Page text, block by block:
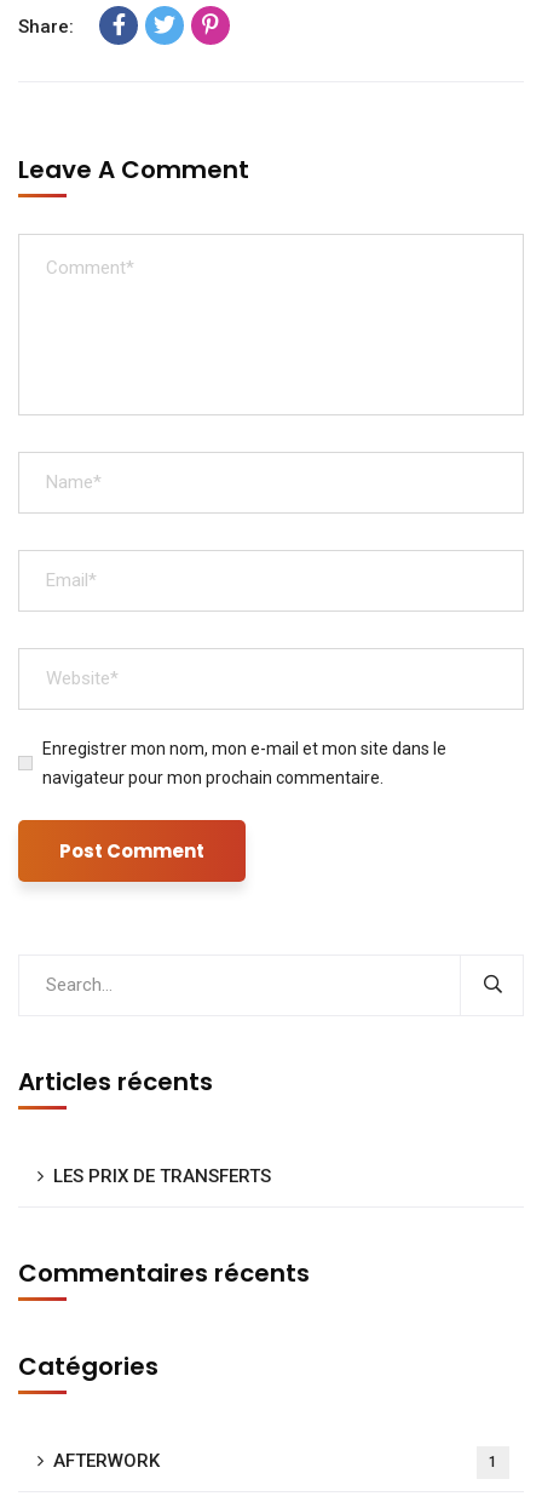
Share:
Leave A Comment
Enregistrer mon nom, mon e-mail et mon site dans le
navigateur pour mon prochain commentaire.
Articles récents
LES PRIX DE TRANSFERTS
Commentaires récents
Catégories
AFTERWORK 1